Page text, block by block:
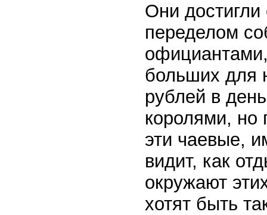
Они
переделом
больших для
рублей в
королями, но
эти чаевые,
видит, как
окружают
хотят быть